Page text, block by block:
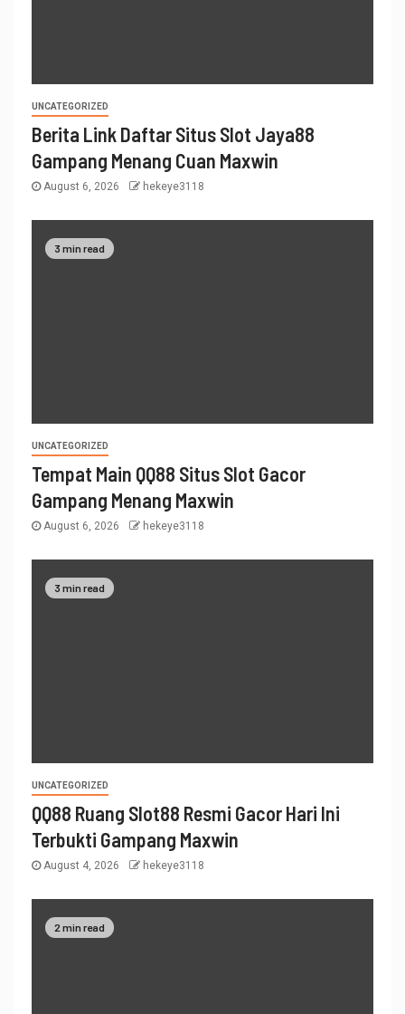
UNCATEGORIZED
Berita Link Daftar Situs Slot Jaya88
Gampang Menang Cuan Maxwin
August 6, 2026 hekeye3118
3 min read
UNCATEGORIZED
Tempat Main QQ88 Situs Slot Gacor
Gampang Menang Maxwin
August 6, 2026 hekeye3118
3 min read
UNCATEGORIZED
QQ88 Ruang Slot88 Resmi Gacor Hari Ini
Terbukti Gampang Maxwin
August 4, 2026 hekeye3118
2 min read